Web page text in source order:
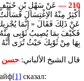
210 —
عَنْ سَهْلِ بْنِ حُنَيْفٍ
أُكْثِرُ مِنْهُ الاِغْتِسَالَ
عَنْ ذَلِكَ فَقَالَ « إِنَّمَا
فَكَيْفَ بِمَا يُصِيبُ ثَوْبِى
بِهَا مِنْ ثَوْبِكَ حَيْثُ تُرَى أَنَّهُ
قال الشيخ الألباني: حسن
[1] сказал: